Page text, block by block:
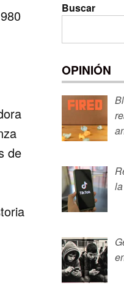
de
Buscar
OPINIÓN